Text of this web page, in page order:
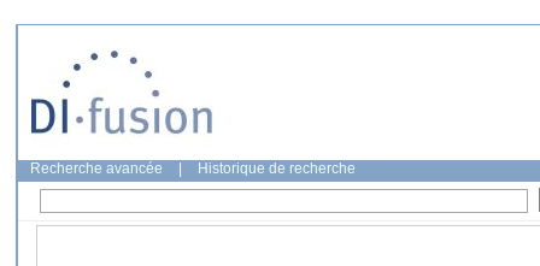
Recherche avancée Historique de recherche